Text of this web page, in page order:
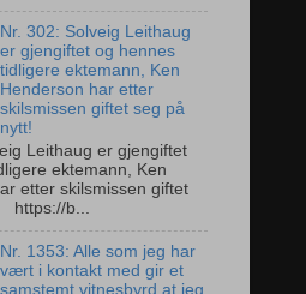
Nr. 302: Solveig Leithaug
er gjengiftet og hennes
tidligere ektemann, Ken
Henderson har etter
skilsmissen giftet seg på
nytt!
Leithaug er gjengiftet
ektemann, Ken
etter skilsmissen giftet
https://b...
Nr. 1353: Alle som jeg har
vært i kontakt med gir et
samstemt vitnesbyrd at jeg